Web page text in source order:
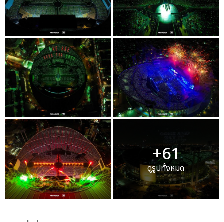
+61
ดูรูปทั้งหมด